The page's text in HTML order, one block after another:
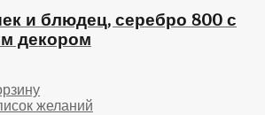
и блюдец, серебро 800 с
декором
желаний